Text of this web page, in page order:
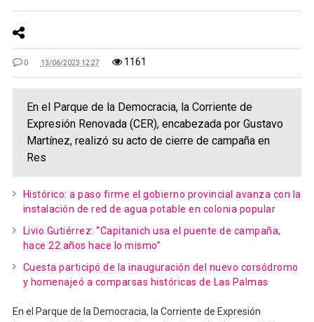
0 13/06/2023 12:27 1161
En el Parque de la Democracia, la Corriente de
Expresión Renovada (CER), encabezada por Gustavo
Martínez, realizó su acto de cierre de campaña en
Res
Histórico: a paso firme el gobierno provincial avanza con la
instalación de red de agua potable en colonia popular
Livio Gutiérrez: “Capitanich usa el puente de campaña,
hace 22 años hace lo mismo”
Cuesta participó de la inauguración del nuevo corsódromo
y homenajeó a comparsas históricas de Las Palmas
En el Parque de la Democracia, la Corriente de Expresión